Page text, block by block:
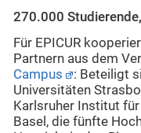
270.000
Für EPICUR
Partnern aus dem
Campus
: Beteiligt
Universitäten
Karlsruher Institut
Basel, die fünfte